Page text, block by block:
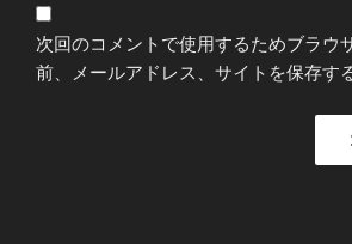
次回のコメントで使用するためブラウ
前、メールアドレス、サイトを保存する